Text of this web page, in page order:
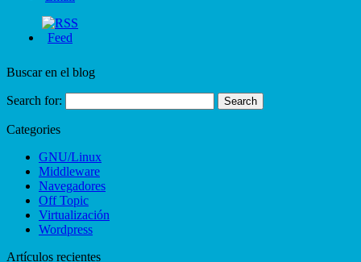
Buscar en el blog
Search for:
Categories
GNU/Linux
Middleware
Navegadores
Off Topic
Virtualización
Wordpress
Artículos recientes